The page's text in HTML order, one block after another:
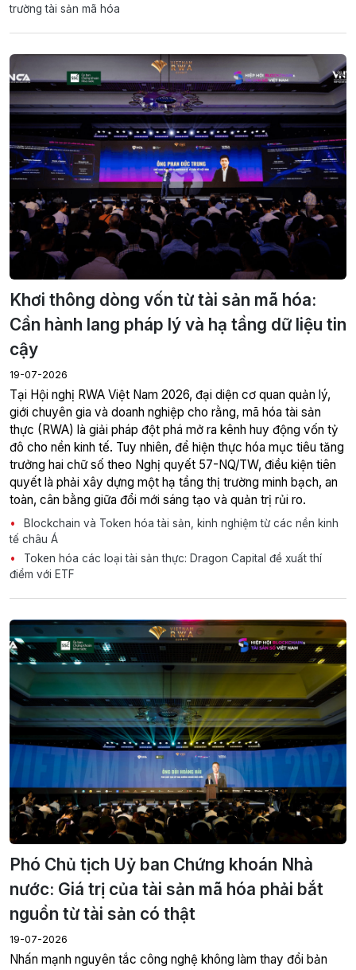
trường tài sản mã hóa
Khơi thông dòng vốn từ tài sản mã hóa:
Cần hành lang pháp lý và hạ tầng dữ liệu tin
cậy
19-07-2026
giới chuyên gia và doanh nghiệp cho rằng, mã hóa tài sản
thực (RWA) là giải pháp đột phá mở ra kênh huy động vốn tỷ
đô cho nền kinh tế. Tuy nhiên, để hiện thực hóa mục tiêu tăng
trưởng hai chữ số theo Nghị quyết 57-NQ/TW, điều kiện tiên
quyết là phải xây dựng một hạ tầng thị trường minh bạch, an
toàn, cân bằng giữa đổi mới sáng tạo và quản trị rủi ro.
Blockchain và Token hóa tài sản, kinh nghiệm từ các nền kinh
tế châu Á
Token hóa các loại tài sản thực: Dragon Capital đề xuất thí
điểm với ETF
Phó Chủ tịch Uỷ ban Chứng khoán Nhà
nước: Giá trị của tài sản mã hóa phải bắt
nguồn từ tài sản có thật
19-07-2026
Nhấn mạnh nguyên tắc công nghệ không làm thay đổi bản